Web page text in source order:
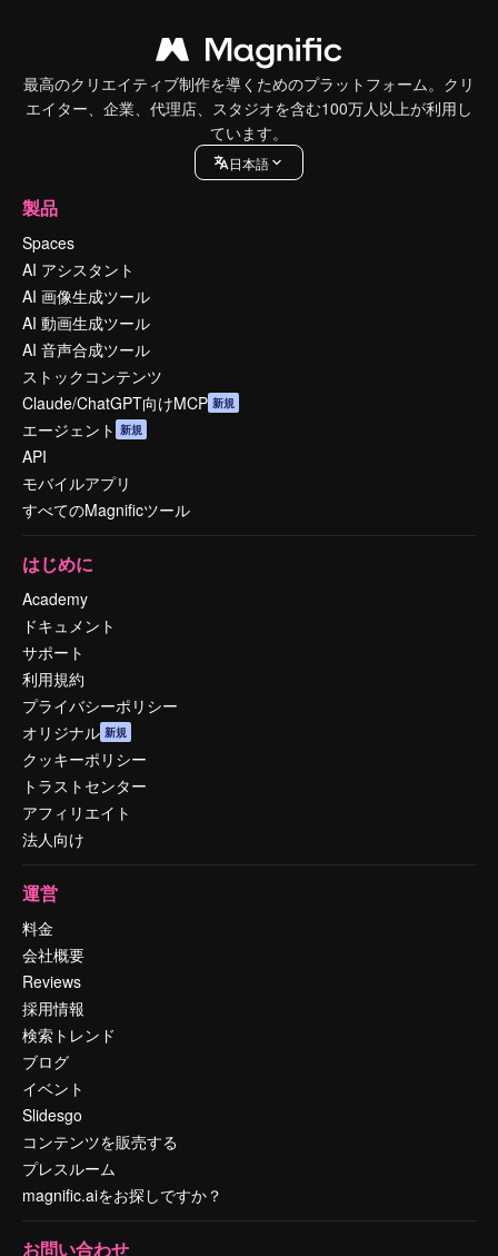
最高のクリエイティブ制作を導くためのプラットフォーム。クリ
エイター、企業、代理店、スタジオを含む100万人以上が利用し
ています。
日本語
製品
Spaces
AI アシスタント
AI 画像生成ツール
AI 動画生成ツール
AI 音声合成ツール
ストックコンテンツ
Claude/ChatGPT向けMCP 新規
エージェント 新規
API
モバイルアプリ
すべてのMagnificツール
はじめに
Academy
ドキュメント
サポート
利用規約
プライバシーポリシー
オリジナル 新規
クッキーポリシー
トラストセンター
アフィリエイト
法人向け
運営
料金
会社概要
Reviews
採用情報
検索トレンド
ブログ
イベント
Slidesgo
コンテンツを販売する
プレスルーム
magnific.aiをお探しですか？
お問い合わせ